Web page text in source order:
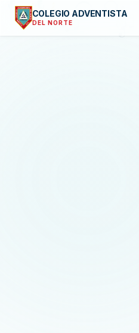
COLEGIO ADVENTISTA
DEL NORTE
♫
♫ ♫
𝄞